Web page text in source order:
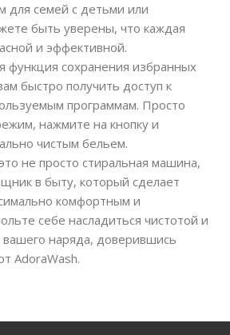
для семей с детьми или
быть уверены, что каждая
и эффективной.
функция сохранения избранных
быстро получить доступ к
программам. Просто
нажмите на кнопку и
чистым бельем.
не просто стиральная машина,
в быту, который сделает
комфортным и
себе насладиться чистотой и
наряда, доверившись
AdoraWash.